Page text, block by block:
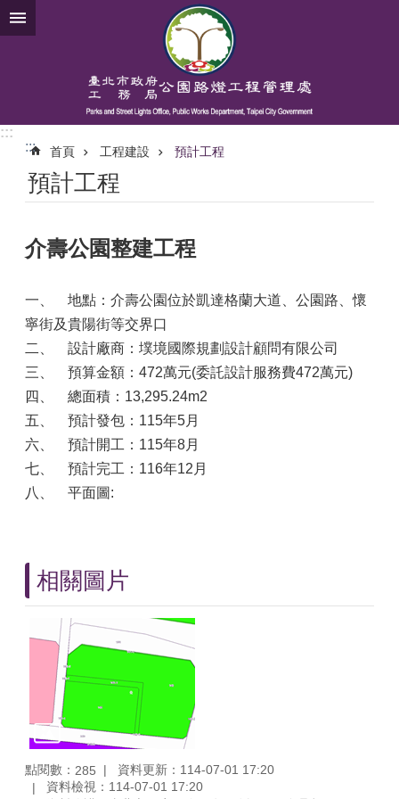
跳到主要內容區塊
:::
:::
首頁 工程建設 預計工程
預計工程
介壽公園整建工程
一、
地點：介壽公園位於凱達格蘭大道、公園路、懷
寧街及貴陽街等交界口
二、
設計廠商：墣境國際規劃設計顧問有限公司
三、
預算金額：472萬元(委託設計服務費472萬元)
四、
總面積：13,295.24m2
五、
預計發包：115年5月
六、
預計開工：115年8月
七、
預計完工：116年12月
八、
平面圖:
相關圖片
點閱數： 285
資料更新：114-07-01 17:20
資料檢視：114-07-01 17:20